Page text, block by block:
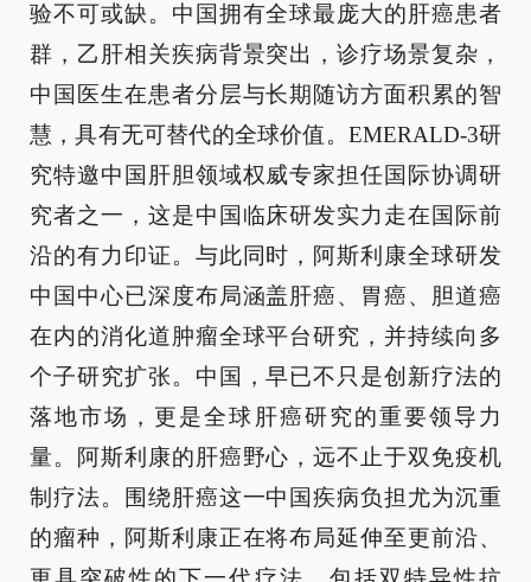
验不可或缺。中国拥有全球最庞大的肝癌患者
群，乙肝相关疾病背景突出，诊疗场景复杂，
中国医生在患者分层与长期随访方面积累的智
慧，具有无可替代的全球价值。EMERALD-3研
究特邀中国肝胆领域权威专家担任国际协调研
究者之一，这是中国临床研发实力走在国际前
沿的有力印证。与此同时，阿斯利康全球研发
中国中心已深度布局涵盖肝癌、胃癌、胆道癌
在内的消化道肿瘤全球平台研究，并持续向多
个子研究扩张。中国，早已不只是创新疗法的
落地市场，更是全球肝癌研究的重要领导力
量。阿斯利康的肝癌野心，远不止于双免疫机
制疗法。围绕肝癌这一中国疾病负担尤为沉重
的瘤种，阿斯利康正在将布局延伸至更前沿、